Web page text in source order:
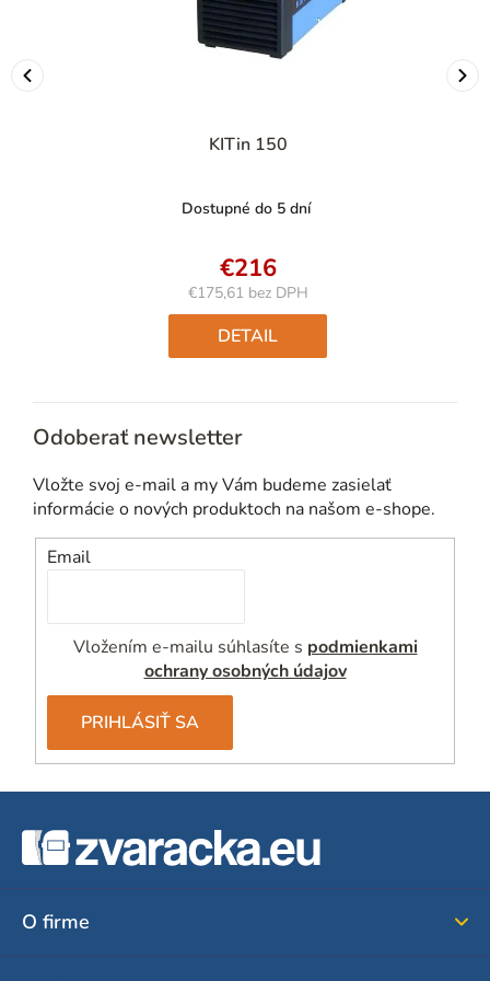
KITin 150
Dostupné do 5 dní
€216
€175,61 bez DPH
Jednotková
cena:
DETAIL
Odoberať newsletter
Vložte svoj e-mail a my Vám budeme zasielať
informácie o nových produktoch na našom e-shope.
Email
Vložením e-mailu súhlasíte s podmienkami
ochrany osobných údajov
PRIHLÁSIŤ SA
O firme